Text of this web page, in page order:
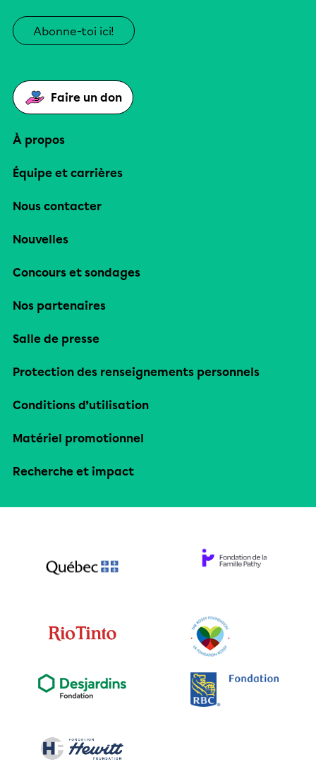
Abonne-toi ici!
Faire un don
À propos
Équipe et carrières
Nous contacter
Nouvelles
Concours et sondages
Nos partenaires
Salle de presse
Protection des renseignements personnels
Conditions d’utilisation
Matériel promotionnel
Recherche et impact